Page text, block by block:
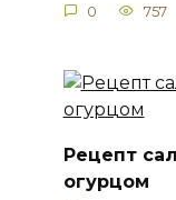
0 757
Рецепт
огурцом